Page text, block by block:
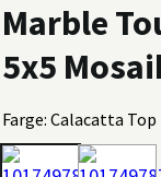
Marble
5x5
Farge: Calacatta Top